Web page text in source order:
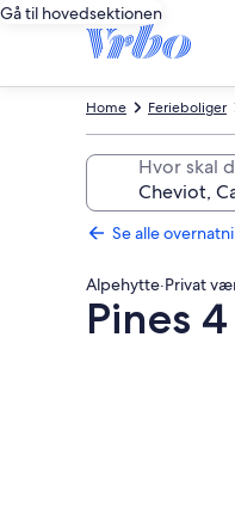
Gå til hovedsektionen
Ferieboliger
Home
Hvor skal
Se alle
Alpehytte·Privat
Pines